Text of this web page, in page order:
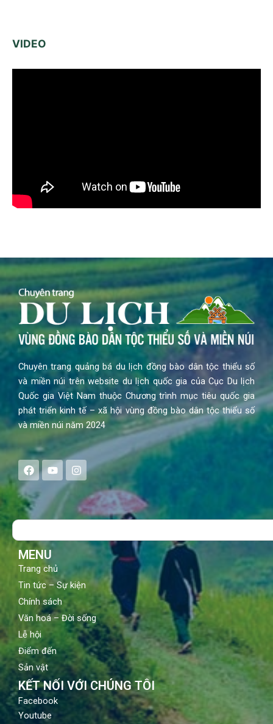
VIDEO
Chuyên trang quảng bá du lịch đồng bào dân tộc thiểu số
và miền núi trên website du lịch quốc gia của Cục Du lịch
Quốc gia Việt Nam thuộc Chương trình mục tiêu quốc gia
phát triển kinh tế – xã hội vùng đồng bào dân tộc thiểu số
và miền núi năm 2024
F
a
e
b
o
Y
o
t
u
b
I
n
s
a
g
Search
MENU
Trang chủ
Tin tức – Sự kiện
Chính sách
Văn hoá – Đời sống
Lễ hội
Điểm đến
Sản vật
KẾT NỐI VỚI CHÚNG TÔI
Facebook
Youtube